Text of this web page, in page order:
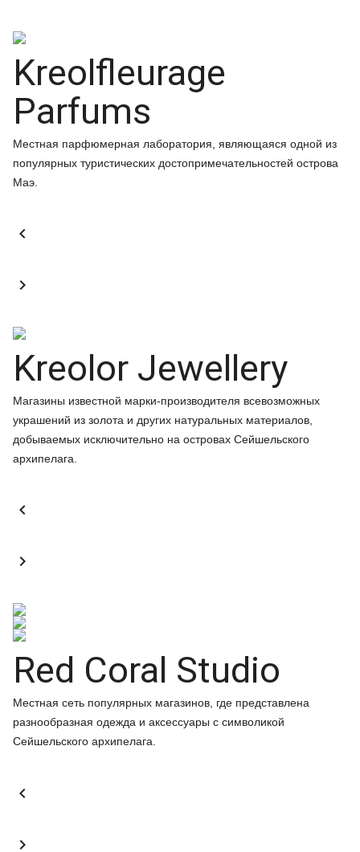
Kreolfleurage
Parfums
Местная парфюмерная лаборатория, являющаяся одной из
популярных туристических достопримечательностей острова
Маэ.


Kreolor Jewellery
Магазины известной марки-производителя всевозможных
украшений из золота и других натуральных материалов,
добываемых исключительно на островах Сейшельского
архипелага.


Red Coral Studio
Местная сеть популярных магазинов, где представлена
разнообразная одежда и аксессуары с символикой
Сейшельского архипелага.

